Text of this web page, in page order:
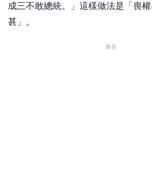
成三不敢總統。」這樣做法是「喪
甚」。
廣告